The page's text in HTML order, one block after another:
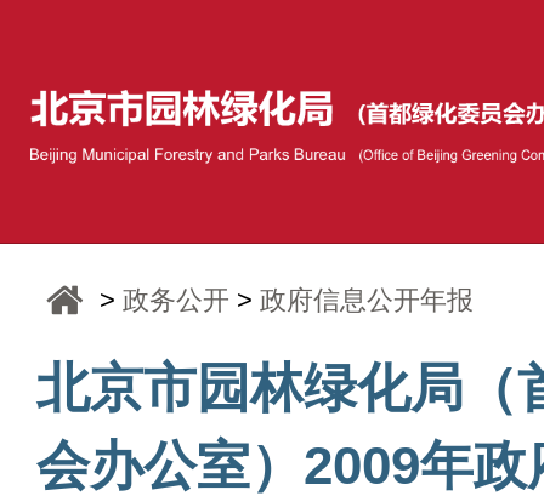
>政务公开 >政府信息公开年报
北京市园林绿化局（
会办公室）2009年